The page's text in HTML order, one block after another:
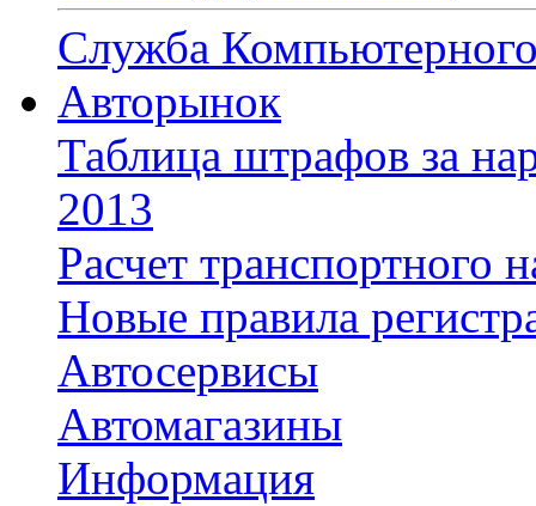
Служба
Авторынок
Таблица штрафов за
2013
Расчет транспортного
Новые правила
Автосервисы
Автомагазины
Информация